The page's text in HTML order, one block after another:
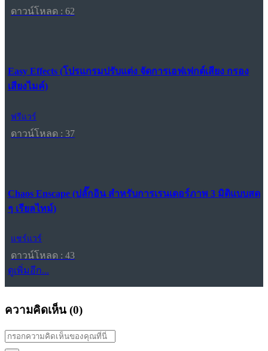
ดาวน์โหลด : 62
Easy Effects (โปรแกรมปรับแต่ง จัดการเอฟเฟกต์เสียง กรอง
เสียงไมค์)
ฟรีแวร์
ดาวน์โหลด : 37
Chaos Enscape (ปลั๊กอิน สำหรับการเรนเดอร์ภาพ 3 มิติแบบสด
ๆ เรียลไทม์)
แชร์แวร์
ดาวน์โหลด : 43
ดูเพิ่มอีก...
ความคิดเห็น (0)